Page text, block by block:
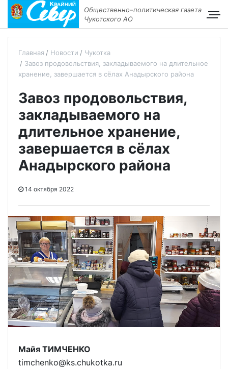
Общественно–политическая газета
Чукотского АО
Главная Новости
Чукотка
Завоз продовольствия, закладываемого на длительное
хранение, завершается в сёлах Анадырского района
Завоз продовольствия,
закладываемого на
длительное хранение,
завершается в сёлах
Анадырского района
14 октября 2022
Майя ТИМЧЕНКО
timchenko@ks.chukotka.ru